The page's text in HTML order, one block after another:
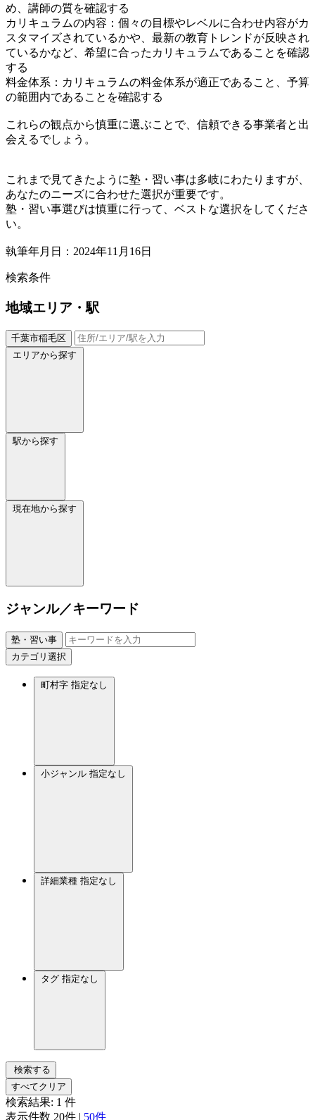
め、講師の質を確認する
カリキュラムの内容：個々の目標やレベルに合わせ内容がカ
スタマイズされているかや、最新の教育トレンドが反映され
ているかなど、希望に合ったカリキュラムであることを確認
する
料金体系：カリキュラムの料金体系が適正であること、予算
の範囲内であることを確認する
これらの観点から慎重に選ぶことで、信頼できる事業者と出
会えるでしょう。
これまで見てきたように塾・習い事は多岐にわたりますが、
あなたのニーズに合わせた選択が重要です。
塾・習い事選びは慎重に行って、ベストな選択をしてくださ
い。
執筆年月日：2024年11月16日
検索条件
地域エリア・駅
千葉市稲毛区
エリアから探す
駅から探す
現在地から探す
ジャンル／キーワード
塾・習い事
カテゴリ選択
町村字 指定なし
小ジャンル 指定なし
詳細業種 指定なし
タグ 指定なし
検索する
すべてクリア
検索結果: 1 件
表示件数 20件 | 50件